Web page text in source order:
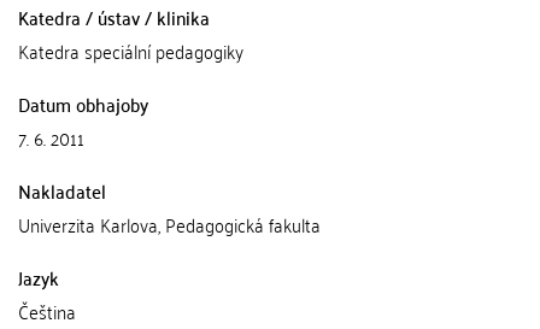
Katedra / ústav / klinika
Katedra speciální pedagogiky
Datum obhajoby
7. 6. 2011
Nakladatel
Univerzita Karlova, Pedagogická fakulta
Jazyk
Čeština